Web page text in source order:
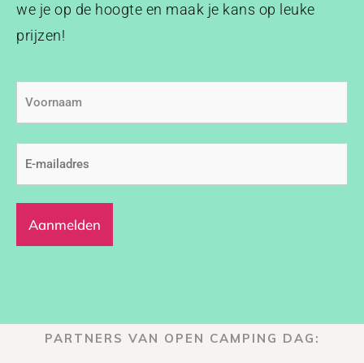
we je op de hoogte en maak je kans op leuke
prijzen!
Voornaam
E-
mailadres
PARTNERS VAN OPEN CAMPING DAG: